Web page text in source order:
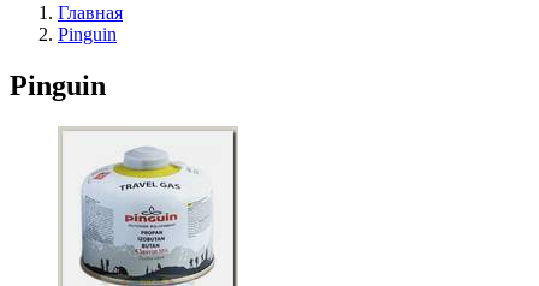
Главная
Pinguin
Pinguin